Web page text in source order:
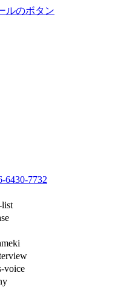
6430-7732
list
voice